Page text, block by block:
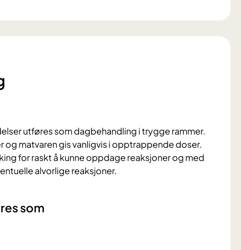
utføres som dagbehandling i trygge rammer.
og matvaren gis vanligvis i opptrappende doser.
for raskt å kunne oppdage reaksjoner og med
alvorlige reaksjoner.
som